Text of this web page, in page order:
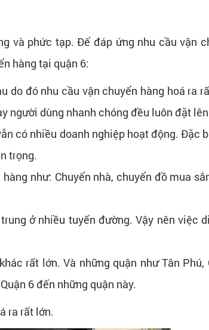
và phức tạp. Để đáp ứng nhu cầu vận
hàng tại quận 6:
do đó nhu cầu vận chuyển hàng hoá ra
người dùng nhanh chóng đều luôn đặt
có nhiều doanh nghiệp hoạt động. Đặc
trọng.
như: Chuyển nhà, chuyển đồ mua
ở nhiều tuyến đường. Vậy nên việc
rất lớn. Và những quận như Tân Phú,
6 đến những quận này.
ra rất lớn.